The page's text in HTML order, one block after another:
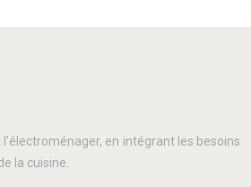
en intégrant les besoins
la cuisine.